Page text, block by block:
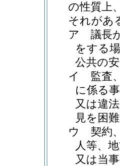
の性質上
それがあ
ア
議長
をする
公共の
イ
監査
に係る
又は違
見を困
ウ
契約
人等、
又は当